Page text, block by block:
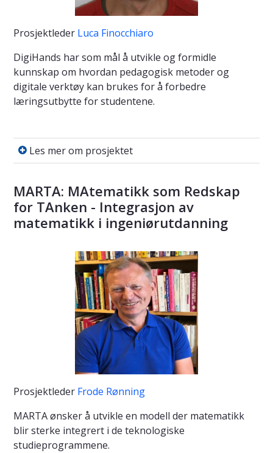
​Prosjektleder Luca Finocchiaro
DigiHands har som mål å utvikle og formidle
kunnskap om hvordan pedagogisk metoder og
digitale verktøy kan brukes for å forbedre
læringsutbytte for studentene.
Les mer om prosjektet
Les mer om prosjektet
MARTA: MAtematikk som Redskap
for TAnken - Integrasjon av
matematikk i ingeniørutdanning
Prosjektleder Frode Rønning
MARTA ønsker å utvikle en modell der matematikk
blir sterke integrert i de teknologiske
studieprogrammene.